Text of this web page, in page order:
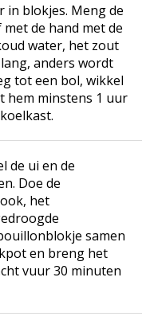
in blokjes. Meng de
de hand met de
water, het zout
anders wordt
tot een bol, wikkel
hem minstens 1 uur
de ui en de
Doe de
het
samen
en breng het
vuur 30 minuten